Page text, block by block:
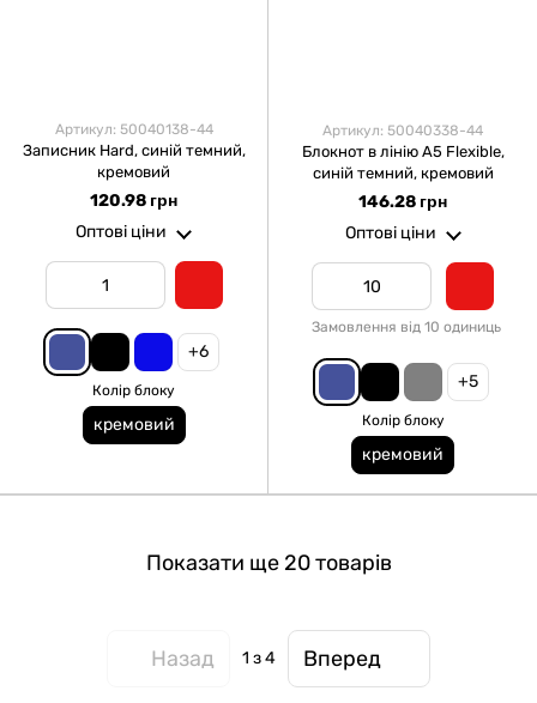
Артикул: 50040138-44
Записник Hard, синій темний,
кремовий
120.98 грн
Оптові ціни
+6
Колір блоку
кремовий
Артикул: 50040338-44
Блокнот в лінію А5 Flexible,
синій темний, кремовий
146.28 грн
Оптові ціни
Замовлення від 10 одиниць
+5
Колір блоку
кремовий
Показати ще 20 товарів
Назад 1 з 4 Вперед